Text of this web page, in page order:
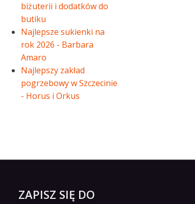
biżuterii i dodatków do
butiku
Najlepsze sukienki na
rok 2026 - Barbara
Amaro
Najlepszy zakład
pogrzebowy w Szczecinie
- Horus i Orkus
ZAPISZ SIĘ DO